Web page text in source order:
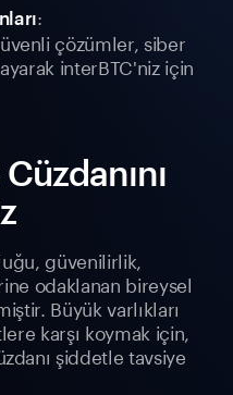
:
çözümler, siber
interBTC'niz için
güvenilirlik,
odaklanan bireysel
Büyük varlıkları
karşı koymak için,
şiddetle tavsiye